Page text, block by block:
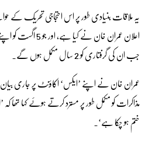
یہ ملاقات بنیادی طور پر اس احتجاجی تحریک
اعلان عمران خان نے
جب ان کی گرفتاری کو 2 سال مکمل ہوں گے۔
عمران خان نے اپنے ’ایکس‘ اکاؤنٹ پر جاری
مذاکرات کو مکمل طور پر مسترد کرتے ہوئے کہا
ختم ہو چکا ہے‘۔